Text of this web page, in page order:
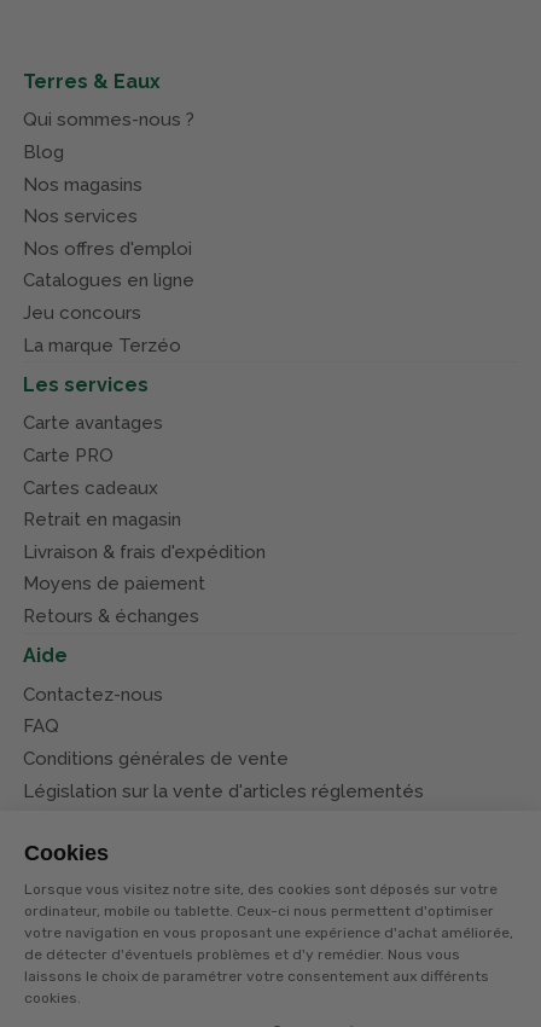
Cookies
Lorsque vous visitez notre site, des cookies sont déposés sur votre
ordinateur, mobile ou tablette. Ceux-ci nous permettent d'optimiser
votre navigation en vous proposant une expérience d'achat améliorée,
de détecter d'éventuels problèmes et d'y remédier. Nous vous
laissons le choix de paramétrer votre consentement aux différents
cookies.
Terres & Eaux
Qui sommes-nous ?
Blog
Nos magasins
Nos services
Nos offres d'emploi
Catalogues en ligne
Jeu concours
La marque Terzéo
Les services
Carte avantages
Carte PRO
Cartes cadeaux
Retrait en magasin
Livraison & frais d'expédition
Moyens de paiement
Retours & échanges
Aide
Contactez-nous
FAQ
Conditions générales de vente
Législation sur la vente d'articles réglementés
Conditions de nos offres
Suivez-nous